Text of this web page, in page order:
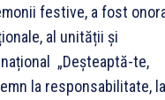
festive, a fost
al unității și
„Deșteaptă-te,
la responsabilitate, la